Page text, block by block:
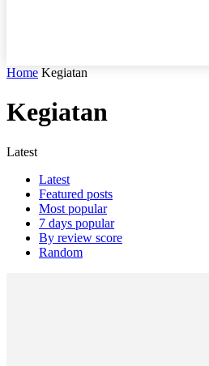
Home Kegiatan
Kegiatan
Latest
Latest
Featured posts
Most popular
7 days popular
By review score
Random